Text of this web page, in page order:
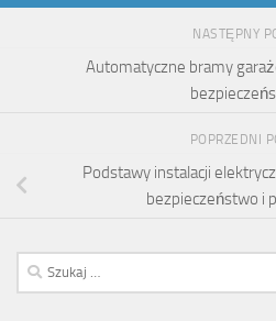
NASTĘPNY
Automatyczne bramy
POPRZEDNI
Podstawy instalacji
bezpieczeństwo i
Szukaj: